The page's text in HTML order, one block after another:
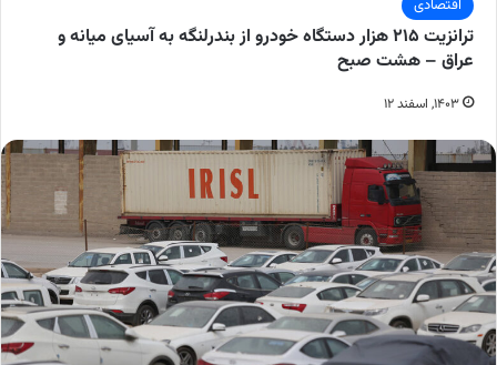
اقتصادی
ترانزیت ۲۱۵ هزار دستگاه خودرو از بندرلنگه به آسیای میانه و
عراق – هشت صبح
۱۴۰۳, اسفند ۱۲